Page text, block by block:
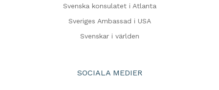
Svenska konsulatet i Atlanta
Sveriges Ambassad i USA
Svenskar i världen
SOCIALA MEDIER